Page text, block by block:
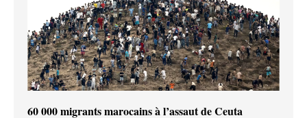
60 000 migrants marocains à l’assaut de Ceuta